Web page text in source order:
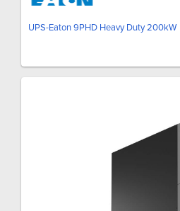
UPS-Eaton 9PHD Heavy Duty 200kW